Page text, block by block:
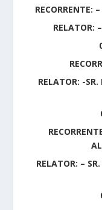
RECORRENTE:
RELATOR:
RELATOR: -
RELATOR: –